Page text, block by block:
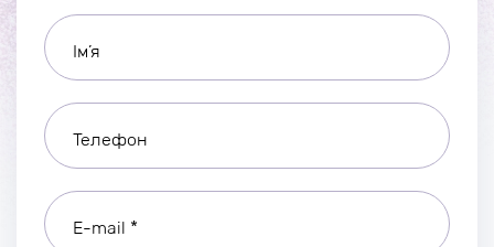
Ім’я
Телефон
E-mail *